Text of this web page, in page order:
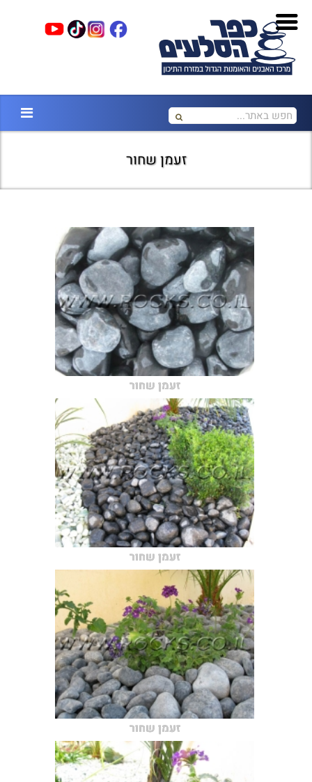
זעמן שחור
זעמן שחור
זעמן שחור
זעמן שחור